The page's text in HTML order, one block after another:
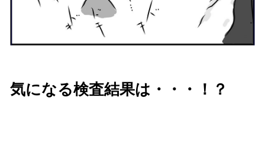
気になる検査結果は・・・！？